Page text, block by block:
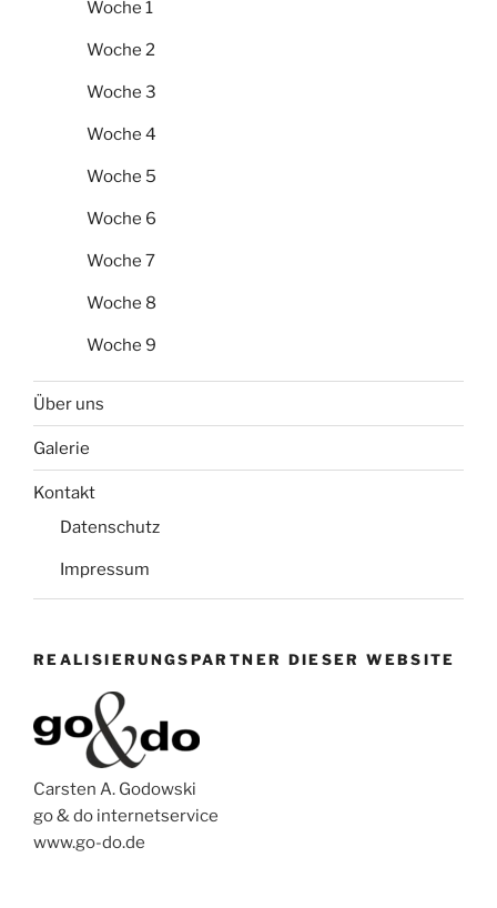
Woche 1
Woche 2
Woche 3
Woche 4
Woche 5
Woche 6
Woche 7
Woche 8
Woche 9
Über uns
Galerie
Kontakt
Datenschutz
Impressum
REALISIERUNGSPARTNER DIESER WEBSITE
Carsten A. Godowski
go & do internetservice
www.go-do.de